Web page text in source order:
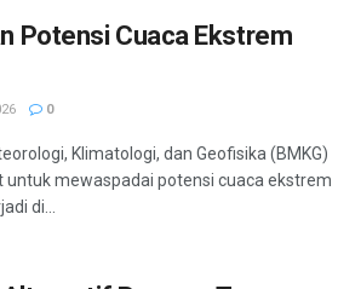
Potensi Cuaca Ekstrem
0
Klimatologi, dan Geofisika (BMKG)
mewaspadai potensi cuaca ekstrem
di...